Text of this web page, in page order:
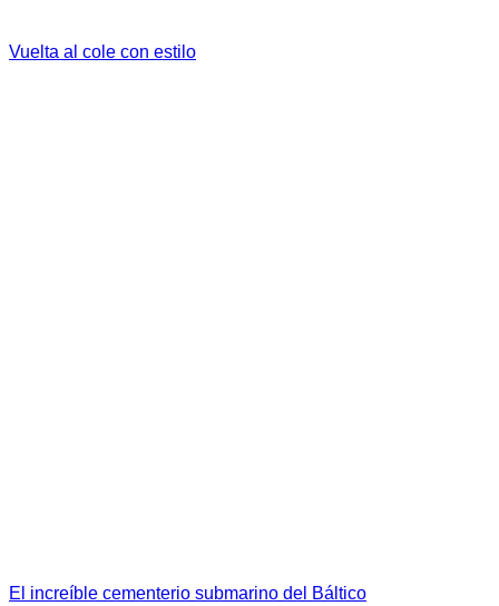
Vuelta al cole con estilo
El increíble cementerio submarino del Báltico